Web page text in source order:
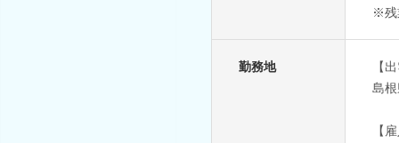
※残
勤務地
【
島
【